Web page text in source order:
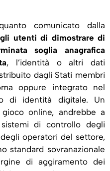
comunicato dalla
utenti di dimostrare di
soglia anagrafica
, l’identità o altri dati
dagli Stati membri
oppure integrato nel
di identità digitale. Un
online, andrebbe a
di controllo degli
operatori del settore,
standard sovranazionale
di aggiramento dei